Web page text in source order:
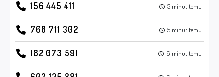
156 445 411 5 minut temu
768 711 302 5 minut temu
182 073 591 6 minut temu